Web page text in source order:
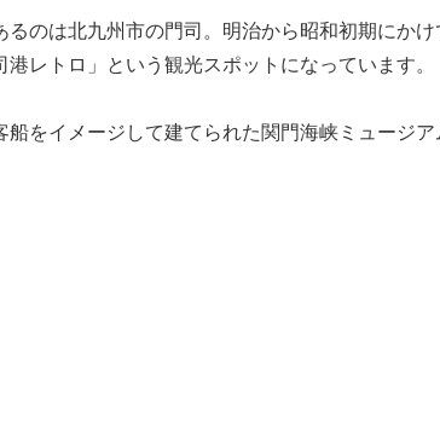
るのは北九州市の門司。明治から昭和初期にか
港レトロ」という観光スポットになっています。
船をイメージして建てられた関門海峡ミュージア